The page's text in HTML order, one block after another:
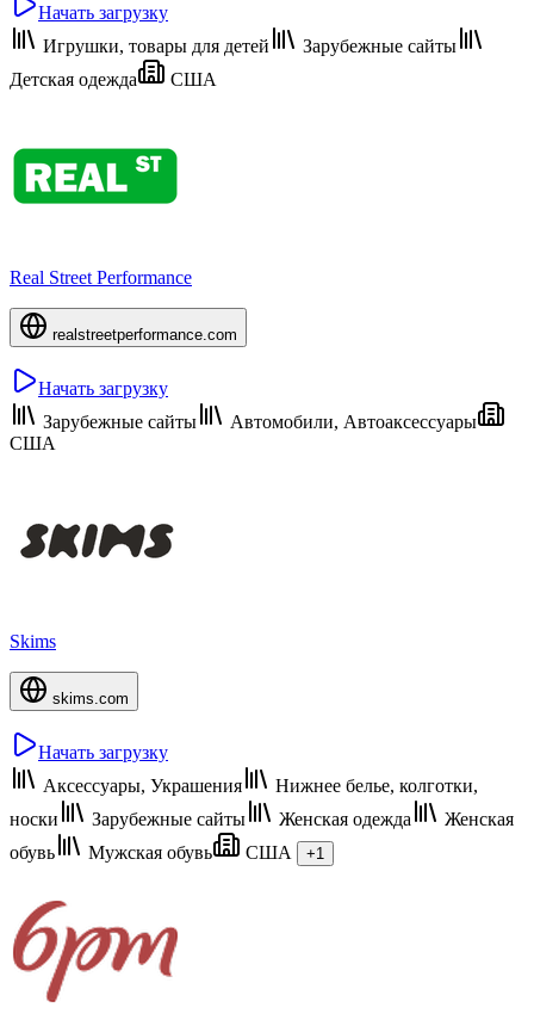
Начать загрузку
Игрушки, товары для детей
Зарубежные сайты
Детская одежда
США
Real Street Performance
realstreetperformance.com
Начать загрузку
Зарубежные сайты
Автомобили, Автоаксессуары
США
Skims
skims.com
Начать загрузку
Аксессуары, Украшения
Нижнее белье, колготки,
носки
Зарубежные сайты Женская одежда
Женская
обувь
Мужская обувь США +1